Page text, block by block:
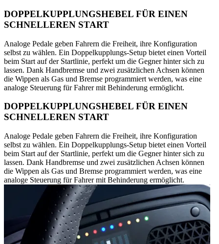
DOPPELKUPPLUNGSHEBEL FÜR EINEN
SCHNELLEREN START
Analoge Pedale geben Fahrern die Freiheit, ihre Konfiguration
selbst zu wählen. Ein Doppelkupplungs-Setup bietet einen Vorteil
beim Start auf der Startlinie, perfekt um die Gegner hinter sich zu
lassen. Dank Handbremse und zwei zusätzlichen Achsen können
die Wippen als Gas und Bremse programmiert werden, was eine
analoge Steuerung für Fahrer mit Behinderung ermöglicht.
DOPPELKUPPLUNGSHEBEL FÜR EINEN
SCHNELLEREN START
Analoge Pedale geben Fahrern die Freiheit, ihre Konfiguration
selbst zu wählen. Ein Doppelkupplungs-Setup bietet einen Vorteil
beim Start auf der Startlinie, perfekt um die Gegner hinter sich zu
lassen. Dank Handbremse und zwei zusätzlichen Achsen können
die Wippen als Gas und Bremse programmiert werden, was eine
analoge Steuerung für Fahrer mit Behinderung ermöglicht.